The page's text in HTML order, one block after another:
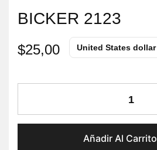
BICKER 2123
$25,00 United States dollar
1
Añadir Al Carrito